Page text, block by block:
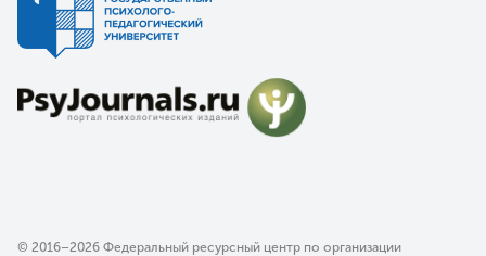
© 2016–2026 Федеральный ресурсный центр по организации